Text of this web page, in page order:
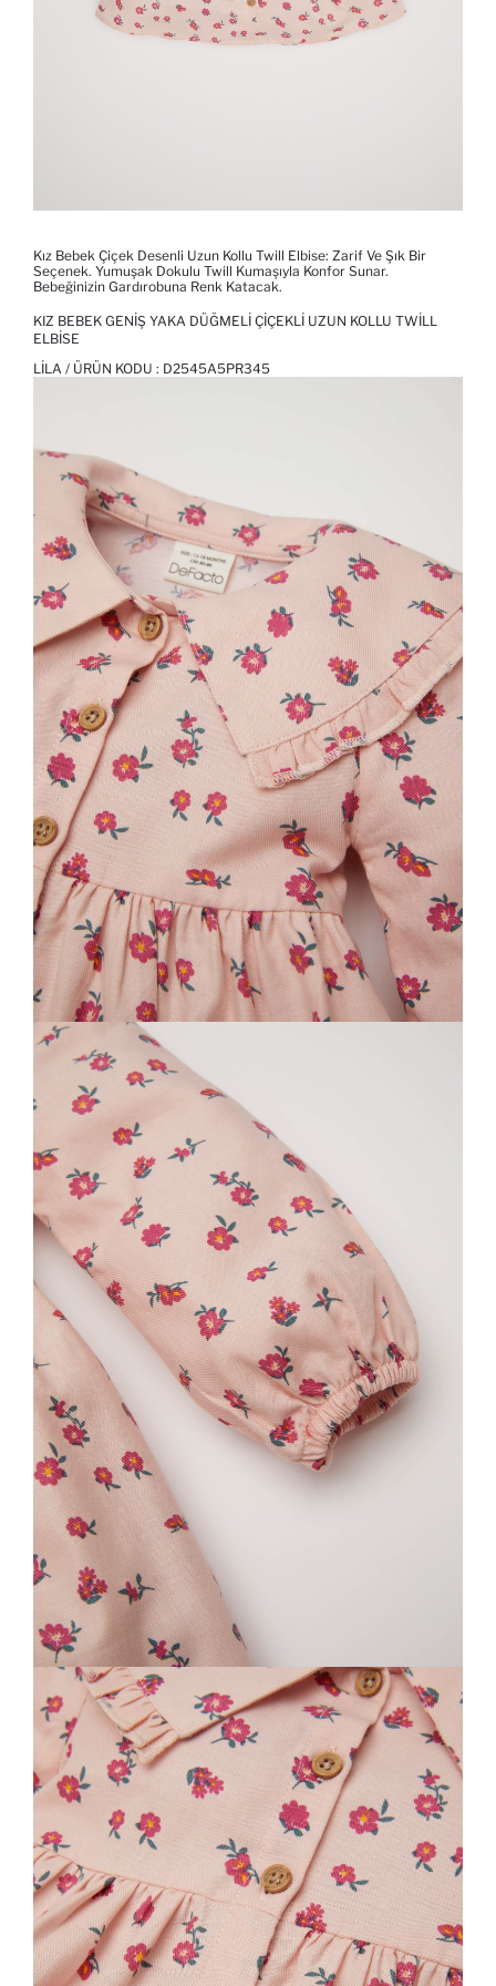
Kız Bebek Çiçek Desenli Uzun Kollu Twill Elbise: Zarif Ve Şık Bir
Seçenek. Yumuşak Dokulu Twill Kumaşıyla Konfor Sunar.
Bebeğinizin Gardırobuna Renk Katacak.
KIZ BEBEK GENIŞ YAKA DÜĞMELI ÇIÇEKLI UZUN KOLLU TWILL
ELBISE
LILA / ÜRÜN KODU : D2545A5PR345